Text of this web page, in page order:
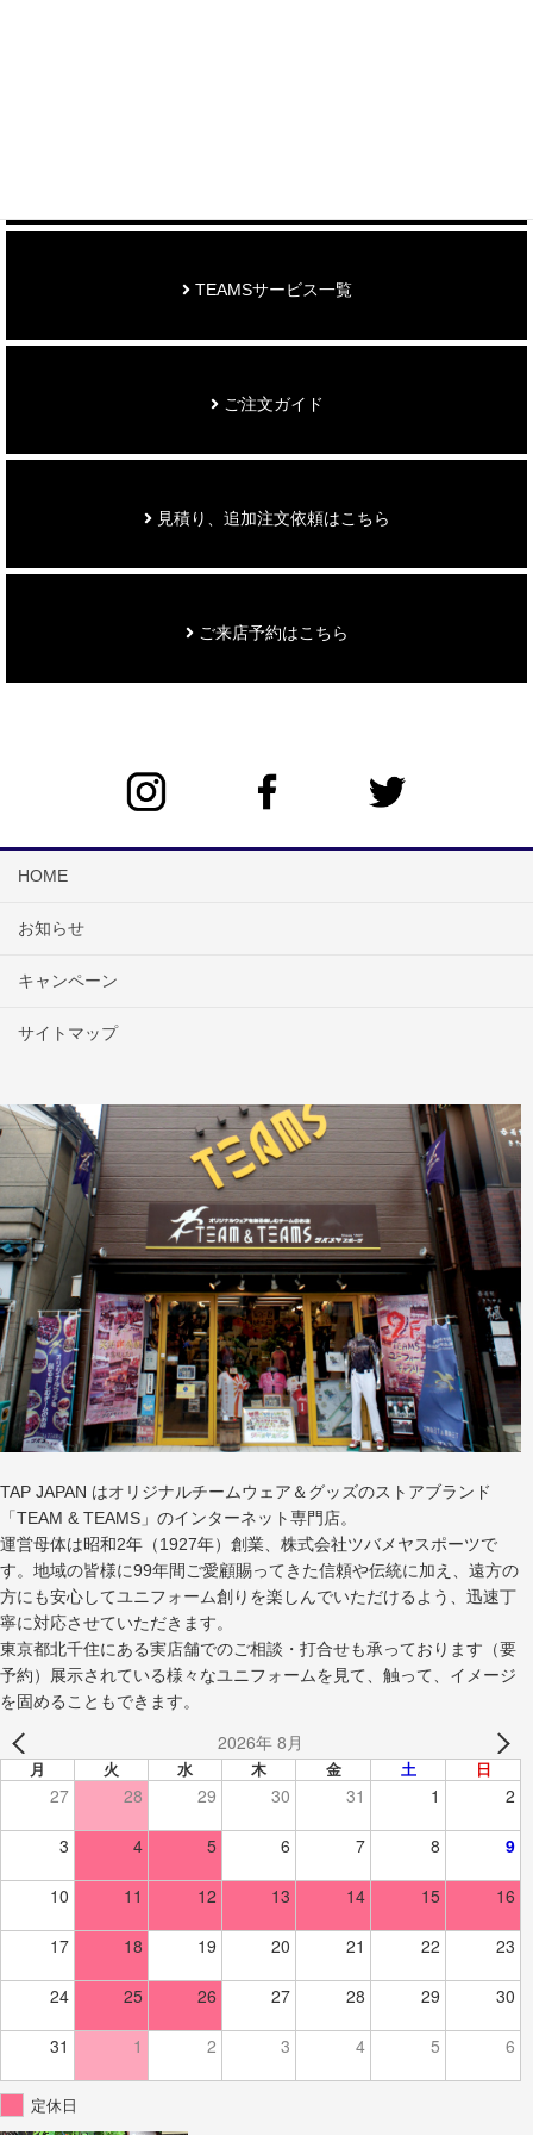
TEAMSサービス一覧
ご注文ガイド
見積り、追加注文依頼はこちら
ご来店予約はこちら
HOME
お知らせ
キャンペーン
サイトマップ
TAP JAPAN はオリジナルチームウェア＆グッズのストアブランド
「TEAM & TEAMS」のインターネット専門店。
運営母体は昭和2年（1927年）創業、株式会社ツバメヤスポーツで
す。地域の皆様に99年間ご愛顧賜ってきた信頼や伝統に加え、遠方の
方にも安心してユニフォーム創りを楽しんでいただけるよう、迅速丁
寧に対応させていただきます。
東京都北千住にある実店舗でのご相談・打合せも承っております（要
予約）展示されている様々なユニフォームを見て、触って、イメージ
を固めることもできます。
2026年 8月
月 火 水 木 金 土 日
27 28 29 30 31 1 2
3 4 5 6 7 8 9
10 11 12 13 14 15 16
17 18 19 20 21 22 23
24 25 26 27 28 29 30
31 1 2 3 4 5 6
定休日